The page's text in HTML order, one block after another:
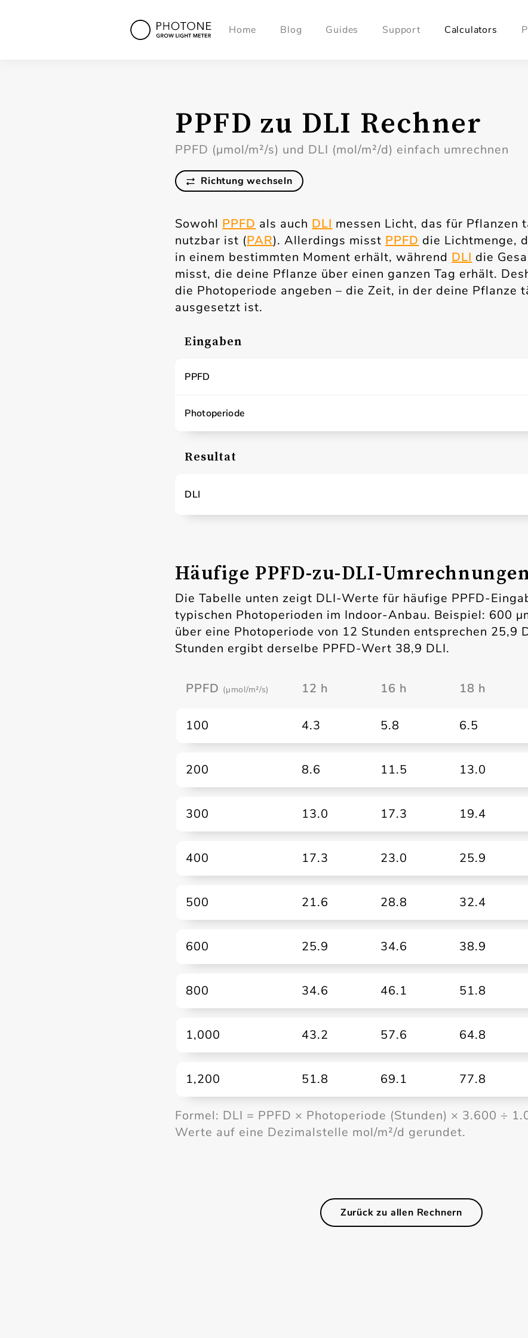
Home Blog Guides Support Calculators
PPFD zu DLI Rechner
PPFD (µmol/m²/s) und DLI (mol/m²/d) einfach umrechnen
Richtung wechseln
Sowohl PPFD als auch DLI messen Licht, das für Pflanzen
nutzbar ist (PAR). Allerdings misst PPFD die Lichtmenge,
in einem bestimmten Moment erhält, während DLI die
misst, die deine Pflanze über einen ganzen Tag erhält.
die Photoperiode angeben – die Zeit, in der deine Pflanze
ausgesetzt ist.
Eingaben
PPFD
Photoperiode
Resultat
DLI
Häufige PPFD-zu-DLI-
Die Tabelle unten zeigt DLI-Werte für häufige PPFD-
typischen Photoperioden im Indoor-Anbau. Beispiel: 600
über eine Photoperiode von 12 Stunden entsprechen 25,9
Stunden ergibt derselbe PPFD-Wert 38,9 DLI.
PPFD (µmol/m²/s) 12 h 16 h 18 h
100 4.3 5.8 6.5
200 8.6 11.5 13.0
300 13.0 17.3 19.4
400 17.3 23.0 25.9
500 21.6 28.8 32.4
600 25.9 34.6 38.9
800 34.6 46.1 51.8
1,000 43.2 57.6 64.8
1,200 51.8 69.1 77.8
Formel: DLI = PPFD × Photoperiode (Stunden) × 3.600 ÷
Werte auf eine Dezimalstelle mol/m²/d gerundet.
Zurück zu allen Rechnern